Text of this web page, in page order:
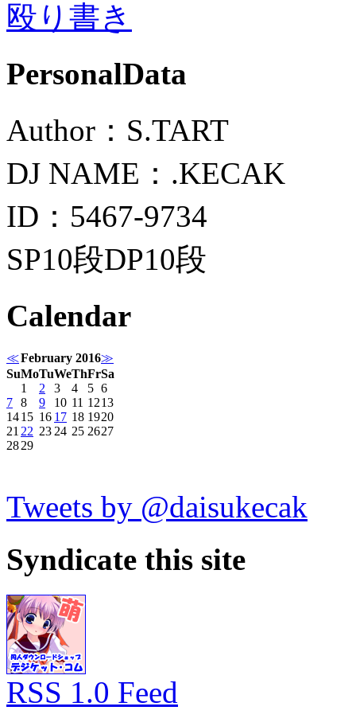
殴り書き
PersonalData
Author：S.TART
DJ NAME：.KECAK
ID：5467-9734
SP10段DP10段
Calendar
≪February 2016≫
SuMoTuWeThFrSa
1
2 3 4 5 6
7 8 9 10 11 1213
1415 16 17 18 1920
21 22 23 24 25 2627
2829
Tweets by @daisukecak
Syndicate this site
RSS 1.0 Feed